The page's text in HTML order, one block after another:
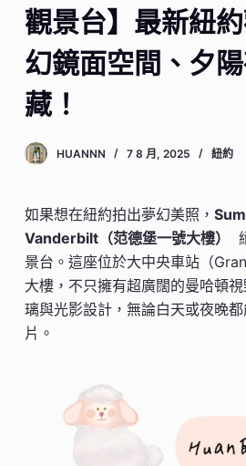
觀景台】最新紐
幻鏡面空間、夕
藏！
HUANNN 7 8 月, 2025 紐約
如果想在紐約拍出夢幻美照，
Vanderbilt（范德堡一號大樓）
景台。這座位於大中央車站（
大樓，不只擁有超廣闊的曼哈頓
璃與光影設計，無論白天或夜晚
片。